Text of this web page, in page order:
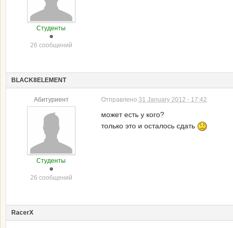
Студенты
26 сообщений
BLACK8ELEMENT
Абитуриент
Студенты
26 сообщений
Отправлено 31 January 2012 - 17:42
может есть у кого?
только это и осталось сдать
RacerX